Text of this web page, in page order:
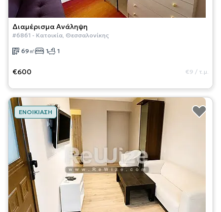
ΔιαμέρισμαΑνάληψη
#6861 - Κατοικία, Θεσσαλονίκης
69 ㎡ 1 1
€600 €9 / τ.μ.
ΕΝΟΙΚΊΑΣΗ